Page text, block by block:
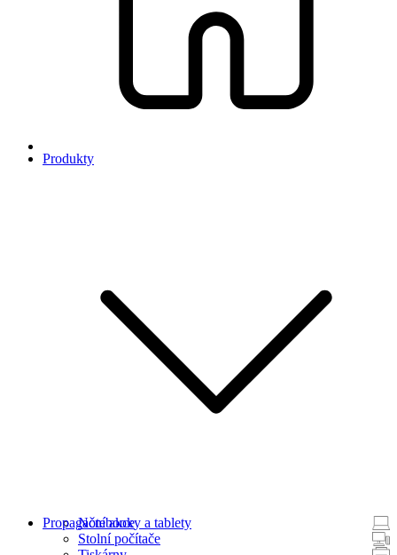
Produkty
Notebooky a tablety
Stolní počítače
Propagační akce